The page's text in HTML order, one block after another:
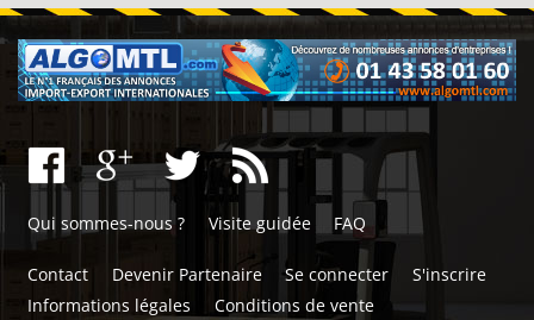
Qui sommes-nous ? Visite guidée FAQ
Contact Devenir Partenaire Se connecter
S'inscrire
Informations légales
Conditions de vente